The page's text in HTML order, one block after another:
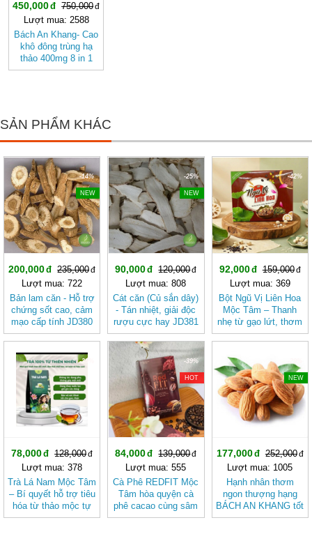
450,000
750,000
Lượt mua: 2588
Bách An Khang- Cao
khô đông trùng hạ
thảo 400mg 8 in 1
đậm đặc gấp 10 giúp
SẢN PHẨM KHÁC
-14%
NEW
200,000
235,000
Lượt mua: 722
Bản lam căn - Hỗ trợ
chứng sốt cao, cảm
mạo cấp tính JD380
banlamcan
-25%
NEW
90,000
120,000
Lượt mua: 808
Cát căn (Củ sắn dây)
- Tán nhiệt, giải độc
rượu cực hay JD381
catcan
-42%
92,000
159,000
Lượt mua: 369
Bột Ngũ Vị Liên Hoa
Mộc Tâm – Thanh
nhẹ từ gạo lứt, thơm
bùi vị hạt sen
-39%
78,000
128,000
Lượt mua: 378
Trà Lá Nam Mộc Tâm
– Bí quyết hỗ trợ tiêu
hóa từ thảo mộc tự
nhiên
-39%
HOT
84,000
139,000
Lượt mua: 555
Cà Phê REDFIT Mộc
Tâm hòa quyện cà
phê cacao cùng sâm
và củ dền dễ uống
NEW
177,000
252,000
Lượt mua: 1005
Hạnh nhân thơm
ngon thượng hạng
BÁCH AN KHANG tốt
cho sức khỏe, giàu